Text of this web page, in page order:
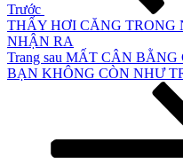
Trước
THẤY HƠI CĂNG TRONG
NHẬN RA
Bài
tiếp
Trang sau MẤT CÂN BẰNG
BẠN KHÔNG CÒN NHƯ